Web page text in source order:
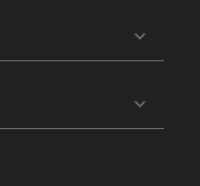
expand_more
expand_more